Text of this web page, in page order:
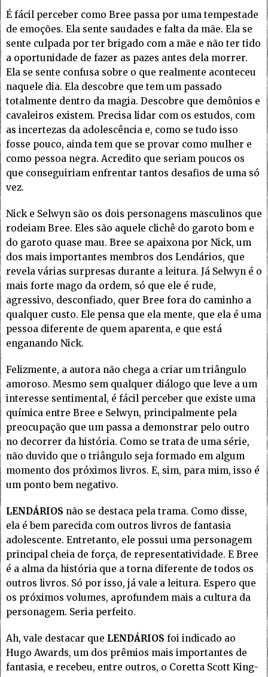
É fácil perceber como Bree passa por uma tempestade
de emoções. Ela sente saudades e falta da mãe. Ela se
sente culpada por ter brigado com a mãe e não ter tido
a oportunidade de fazer as pazes antes dela morrer.
Ela se sente confusa sobre o que realmente aconteceu
naquele dia. Ela descobre que tem um passado
totalmente dentro da magia. Descobre que demônios e
cavaleiros existem. Precisa lidar com os estudos, com
as incertezas da adolescência e, como se tudo isso
fosse pouco, ainda tem que se provar como mulher e
como pessoa negra. Acredito que seriam poucos os
que conseguiriam enfrentar tantos desafios de uma só
vez.
Nick e Selwyn são os dois personagens masculinos que
rodeiam Bree. Eles são aquele clichê do garoto bom e
do garoto quase mau. Bree se apaixona por Nick, um
dos mais importantes membros dos Lendários, que
revela várias surpresas durante a leitura. Já Selwyn é o
mais forte mago da ordem, só que ele é rude,
agressivo, desconfiado, quer Bree fora do caminho a
qualquer custo. Ele pensa que ela mente, que ela é uma
pessoa diferente de quem aparenta, e que está
enganando Nick.
Felizmente, a autora não chega a criar um triângulo
amoroso. Mesmo sem qualquer diálogo que leve a um
interesse sentimental, é fácil perceber que existe uma
química entre Bree e Selwyn, principalmente pela
preocupação que um passa a demonstrar pelo outro
no decorrer da história. Como se trata de uma série,
não duvido que o triângulo seja formado em algum
momento dos próximos livros. E, sim, para mim, isso é
um ponto bem negativo.
LENDÁRIOS não se destaca pela trama. Como disse,
ela é bem parecida com outros livros de fantasia
adolescente. Entretanto, ele possui uma personagem
principal cheia de força, de representatividade. E Bree
é a alma da história que a torna diferente de todos os
outros livros. Só por isso, já vale a leitura. Espero que
os próximos volumes, aprofundem mais a cultura da
personagem. Seria perfeito.
Ah, vale destacar que LENDÁRIOS foi indicado ao
Hugo Awards, um dos prêmios mais importantes de
fantasia, e recebeu, entre outros, o Coretta Scott King-